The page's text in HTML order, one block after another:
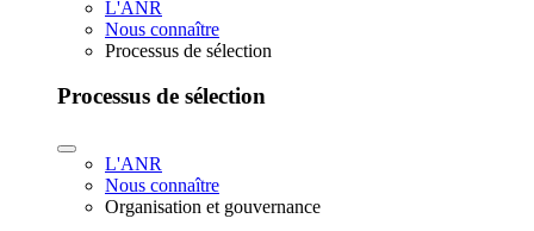
L'ANR
Nous connaître
Processus de sélection
Processus de sélection
L'ANR
Nous connaître
Organisation et gouvernance